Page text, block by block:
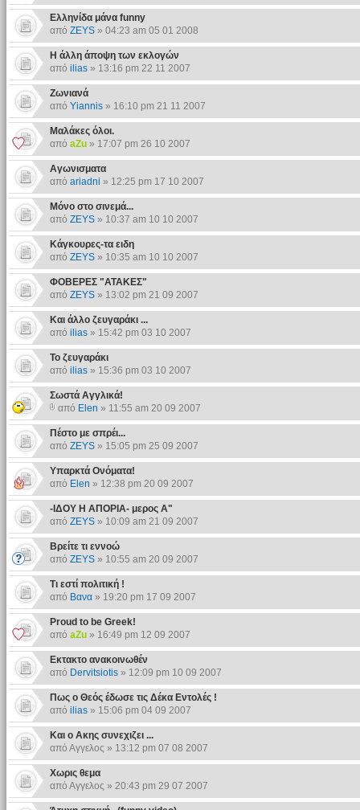
Ελληνίδα μάνα funny
από ZEYS» 04:23 am 05 01 2008
Η άλλη άποψη των εκλογών
από ilias» 13:16 pm 22 11 2007
Ζωνιανά
από Yiannis» 16:10 pm 21 11 2007
Μαλάκες όλοι.
από aZu» 17:07 pm 26 10 2007
Αγωνισματα
από ariadni » 12:25 pm 17 10 2007
Μόνο στο σινεμά...
από ZEYS» 10:37 am 10 10 2007
Κάγκουρες-τα ειδη
από ZEYS» 10:35 am 10 10 2007
ΦΟΒΕΡΕΣ "ΑΤΑΚΕΣ"
από ZEYS» 13:02 pm 21 09 2007
Και άλλο ζευγαράκι ...
από ilias» 15:42 pm 03 10 2007
Το ζευγαράκι
από ilias» 15:36 pm 03 10 2007
Σωστά Αγγλικά!
από Elen » 11:55 am 20 09 2007
Πέστο με σπρέι...
από ZEYS» 15:05 pm 25 09 2007
Υπαρκτά Ονόματα!
από Elen » 12:38 pm 20 09 2007
-ΙΔΟΥ Η ΑΠΟΡΙΑ- μερος Α"
από ZEYS» 10:09 am 21 09 2007
Βρείτε τι εννοώ
από ZEYS» 10:55 am 20 09 2007
Τι εστί πολιτική !
από Βανα» 19:20 pm 17 09 2007
Proud to be Greek!
από aZu» 16:49 pm 12 09 2007
Εκτακτο ανακοινωθέν
από Dervitsiotis» 12:09 pm 10 09 2007
Πως ο Θεός έδωσε τις Δέκα Εντολές !
από ilias» 15:06 pm 04 09 2007
Και ο Ακης συνεχιζει ...
από Αγγελος » 13:12 pm 07 08 2007
Χωρις θεμα
από Αγγελος » 20:43 pm 29 07 2007